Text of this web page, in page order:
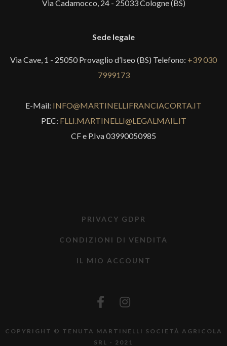
Via Cadamocco, 24 - 25033 Cologne (BS)
Sede legale
Via Cave, 1 - 25050 Provaglio d’Iseo (BS) Telefono: +39 030
7999173
E-Mail: INFO@MARTINELLIFRANCIACORTA.IT
PEC: FLLI.MARTINELLI@LEGALMAIL.IT
CF e P.Iva 03990050985
PRIVACY GDPR
CONDIZIONI DI VENDITA
IL MIO ACCOUNT
COPYRIGHT © TENUTA MARTINELLI SOCIETÀ AGRICOLA
SRL - 2021